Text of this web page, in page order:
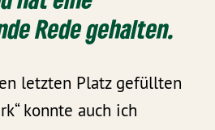
Rede gehalten.
letzten Platz gefüllten
konnte auch ich